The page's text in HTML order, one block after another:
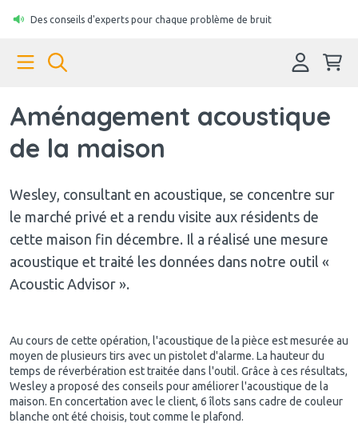
Des conseils d'experts pour chaque problème de bruit
Aménagement acoustique
de la maison
Wesley, consultant en acoustique, se concentre sur
le marché privé et a rendu visite aux résidents de
cette maison fin décembre. Il a réalisé une mesure
acoustique et traité les données dans notre outil «
Acoustic Advisor ».
Au cours de cette opération, l'acoustique de la pièce est mesurée au
moyen de plusieurs tirs avec un pistolet d'alarme. La hauteur du
temps de réverbération est traitée dans l'outil. Grâce à ces résultats,
Wesley a proposé des conseils pour améliorer l'acoustique de la
maison. En concertation avec le client, 6 îlots sans cadre de couleur
blanche ont été choisis, tout comme le plafond.